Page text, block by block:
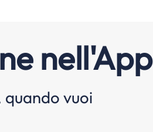
nell'App
quando vuoi